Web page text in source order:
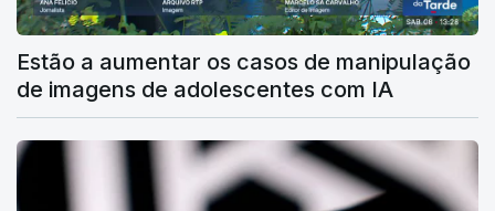
Estão a aumentar os casos de manipulação
de imagens de adolescentes com IA